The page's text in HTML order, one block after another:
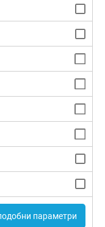
параметри